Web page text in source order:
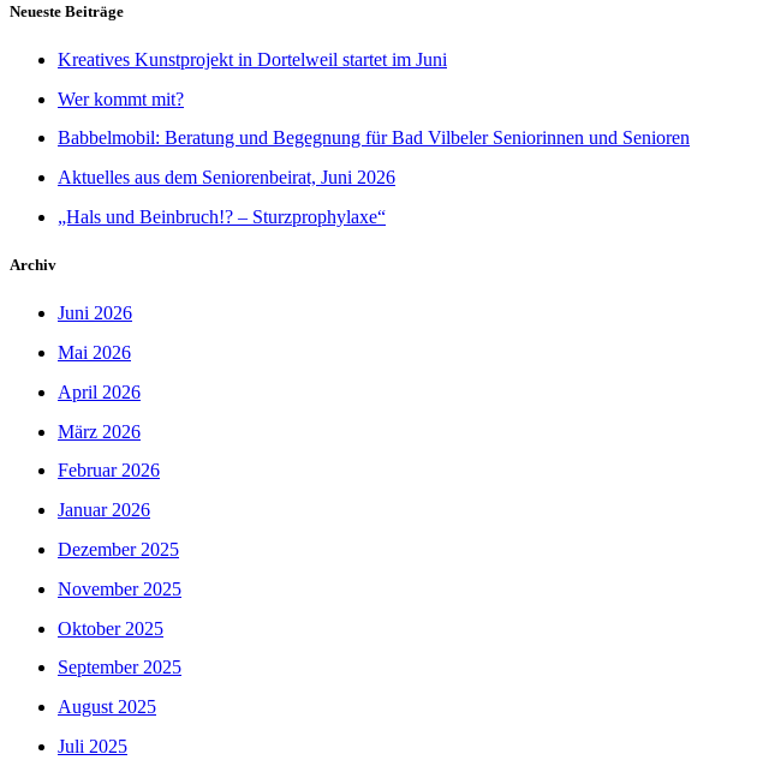
Neueste Beiträge
Kreatives Kunstprojekt in Dortelweil startet im Juni
Wer kommt mit?
Babbelmobil: Beratung und Begegnung für Bad Vilbeler Seniorinnen und Senioren
Aktuelles aus dem Seniorenbeirat, Juni 2026
„Hals und Beinbruch!? – Sturzprophylaxe“
Archiv
Juni 2026
Mai 2026
April 2026
März 2026
Februar 2026
Januar 2026
Dezember 2025
November 2025
Oktober 2025
September 2025
August 2025
Juli 2025